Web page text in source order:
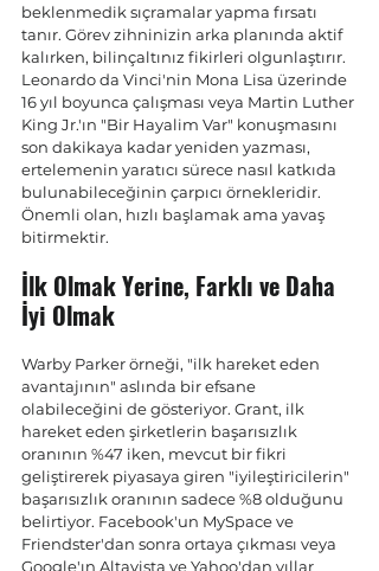
beklenmedik sıçramalar yapma fırsatı
tanır. Görev zihninizin arka planında aktif
kalırken, bilinçaltınız fikirleri olgunlaştırır.
Leonardo da Vinci'nin Mona Lisa üzerinde
16 yıl boyunca çalışması veya Martin Luther
King Jr.'ın "Bir Hayalim Var" konuşmasını
son dakikaya kadar yeniden yazması,
ertelemenin yaratıcı sürece nasıl katkıda
bulunabileceğinin çarpıcı örnekleridir.
Önemli olan, hızlı başlamak ama yavaş
bitirmektir.
İlk Olmak Yerine, Farklı ve Daha
İyi Olmak
Warby Parker örneği, "ilk hareket eden
avantajının" aslında bir efsane
olabileceğini de gösteriyor. Grant, ilk
hareket eden şirketlerin başarısızlık
oranının %47 iken, mevcut bir fikri
geliştirerek piyasaya giren "iyileştiricilerin"
başarısızlık oranının sadece %8 olduğunu
belirtiyor. Facebook'un MySpace ve
Friendster'dan sonra ortaya çıkması veya
Google'ın Altavista ve Yahoo'dan yıllar